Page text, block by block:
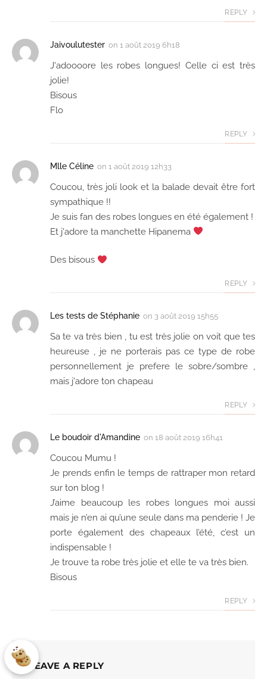
REPLY
Jaivoulutester on 1 août 2019 6h18
J'adoooore les robes longues! Celle ci est très
jolie!
Bisous
Flo
REPLY
Mlle Céline on 1 août 2019 12h33
Coucou, très joli look et la balade devait être fort
sympathique !!
Je suis fan des robes longues en été également !
Et j'adore ta manchette Hipanema
Des bisous
REPLY
Les tests de Stéphanie on 3 août 2019 15h55
Sa te va très bien , tu est très jolie on voit que tes
heureuse , je ne porterais pas ce type de robe
personnellement je prefere le sobre/sombre ,
mais j'adore ton chapeau
REPLY
Le boudoir d'Amandine on 18 août 2019 16h41
Coucou Mumu !
Je prends enfin le temps de rattraper mon retard
sur ton blog !
J’aime beaucoup les robes longues moi aussi
mais je n’en ai qu’une seule dans ma penderie ! Je
porte également des chapeaux l’été, c’est un
indispensable !
Je trouve ta robe très jolie et elle te va très bien.
Bisous
REPLY
LEAVE A REPLY